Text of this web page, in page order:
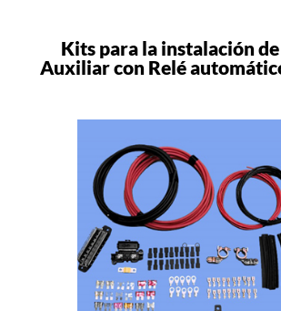
Kits para la instalación
Auxiliar con Relé